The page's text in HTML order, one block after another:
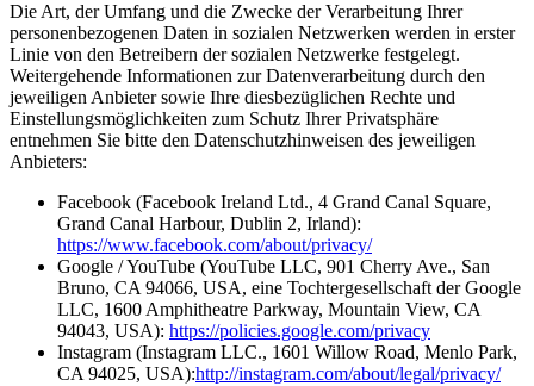
Die Art, der Umfang und die Zwecke der Verarbeitung Ihrer
personenbezogenen Daten in sozialen Netzwerken werden in erster
Linie von den Betreibern der sozialen Netzwerke festgelegt.
Weitergehende Informationen zur Datenverarbeitung durch den
jeweiligen Anbieter sowie Ihre diesbezüglichen Rechte und
Einstellungsmöglichkeiten zum Schutz Ihrer Privatsphäre
entnehmen Sie bitte den Datenschutzhinweisen des jeweiligen
Anbieters:
Facebook (Facebook Ireland Ltd., 4 Grand Canal Square,
Grand Canal Harbour, Dublin 2, Irland):
https://www.facebook.com/about/privacy/
Google / YouTube (YouTube LLC, 901 Cherry Ave., San
Bruno, CA 94066, USA, eine Tochtergesellschaft der Google
LLC, 1600 Amphitheatre Parkway, Mountain View, CA
94043, USA): https://policies.google.com/privacy
Instagram (Instagram LLC., 1601 Willow Road, Menlo Park,
CA 94025, USA):http://instagram.com/about/legal/privacy/